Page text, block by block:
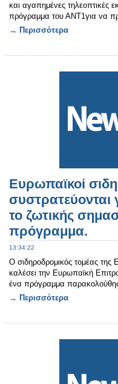
και αγαπημένες τηλεοπτικές
πρόγραμμα του ΑΝΤ1για να
→ Περισσότερα
Ευρωπαϊκοί
το ζωτικής
πρόγραμμα.
13:34:22
Ο σιδηροδρομικός τομέας της
καλέσει την Ευρωπαϊκή
ένα πρόγραμμα
→ Περισσότερα